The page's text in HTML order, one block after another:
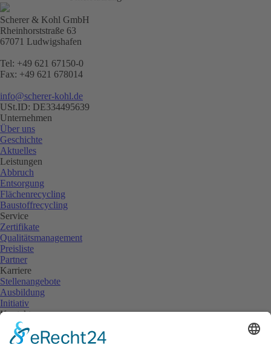
Scherer & Kohl GmbH
Rheinhorststraße 63
67071 Ludwigshafen
Tel: +49 621 67150-0
Fax: +49 621 678014
info@scherer-kohl.de
USt.ID: DE334495639
Unternehmen
Über uns
Geschichte
Aktuelles
Leistungen
Abbruch
Entsorgung
Flächenrecycling
Baustoffrecycling
Service
Zertifikate
Qualitätsmanagement
Preisliste
Partner
Karriere
Stellenangebote
Ausbildung
Initiativ
Kontakt
Ansprechpartner
Standorte
Anfahrt